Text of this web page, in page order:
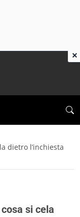
dietro l’inchiesta
si cela
×